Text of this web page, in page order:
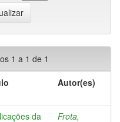
1 a 1 de 1
Autor(es)
da Frota,